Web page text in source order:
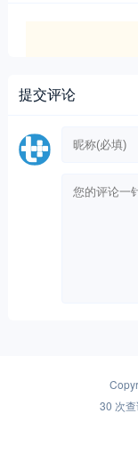
提交评论
30 次